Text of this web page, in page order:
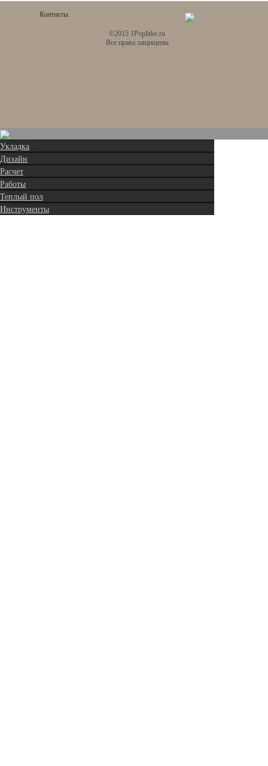
Контакты
©2015 1Poplitke.ru
Все права защищены
Укладка
Дизайн
Расчет
Работы
Теплый пол
Инструменты